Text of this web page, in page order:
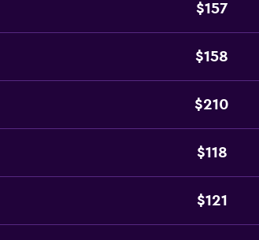
$157
$158
$210
$118
$121